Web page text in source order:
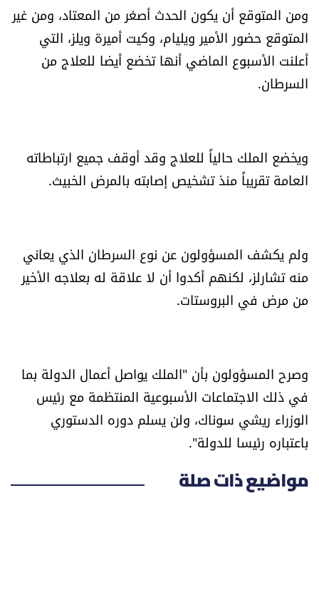
كاميرا
سجالات
الرياضة
منوّعات
للتاريخ
فيديو
من نحن
للتواصل معنا
شروط الاستخدام
ومن المتوقع أن يكون الحدث أصغر من المعتاد، ومن غير
المتوقع حضور الأمير ويليام، وكيت أميرة ويلز، التي
أعلنت الأسبوع الماضي أنها تخضع أيضا للعلاج من
السرطان.
ويخضع الملك حالياً للعلاج وقد أوقف جميع ارتباطاته
العامة تقريباً منذ تشخيص إصابته بالمرض الخبيث.
ولم يكشف المسؤولون عن نوع السرطان الذي يعاني
منه تشارلز، لكنهم أكدوا أن لا علاقة له بعلاجه الأخير
من مرض في البروستات.
وصرح المسؤولون بأن "الملك يواصل أعمال الدولة بما
في ذلك الاجتماعات الأسبوعية المنتظمة مع رئيس
الوزراء ريشي سوناك، ولن يسلم دوره الدستوري
باعتباره رئيسا للدولة".
مواضيع ذات صلة